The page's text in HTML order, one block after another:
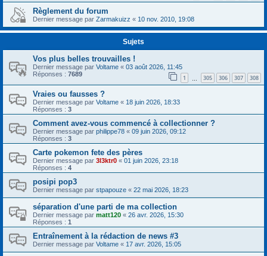
Règlement du forum
Dernier message par Zarmakuizz « 10 nov. 2010, 19:08
Sujets
Vos plus belles trouvailles !
Dernier message par Voltame « 03 août 2026, 11:45
Réponses : 7689 1 305 306 307 308
Vraies ou fausses ?
Dernier message par Voltame « 18 juin 2026, 18:33
Réponses : 3
Comment avez-vous commencé à collectionner ?
Dernier message par philippe78 « 09 juin 2026, 09:12
Réponses : 3
Carte pokemon fete des pères
Dernier message par 3l3ktr0 « 01 juin 2026, 23:18
Réponses : 4
posipi pop3
Dernier message par stpapouze « 22 mai 2026, 18:23
séparation d'une parti de ma collection
Dernier message par matt120 « 26 avr. 2026, 15:30
Réponses : 1
Entraînement à la rédaction de news #3
Dernier message par Voltame « 17 avr. 2026, 15:05